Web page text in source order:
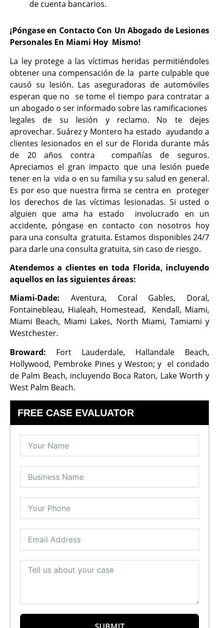
de cuenta bancarios.
¡Póngase en Contacto Con Un Abogado de Lesiones
Personales En Miami Hoy Mismo!
La ley protege a las víctimas heridas permitiéndoles
obtener una compensación de la parte culpable que
causó su lesión. Las aseguradoras de automóviles
esperan que no se tome el tiempo para contratar a
un abogado o ser informado sobre las ramificaciones
legales de su lesión y reclamo. No te dejes
aprovechar. Suárez y Montero ha estado ayudando a
clientes lesionados en el sur de Florida durante más
de 20 años contra compañías de seguros.
Apreciamos el gran impacto que una lesión puede
tener en la vida o en su familia y su salud en general.
Es por eso que nuestra firma se centra en proteger
los derechos de las víctimas lesionadas. Si usted o
alguien que ama ha estado involucrado en un
accidente, póngase en contacto con nosotros hoy
para una consulta gratuita. Estamos disponibles 24/7
para darle una consulta gratuita, sin caso de riesgo.
Atendemos a clientes en toda Florida, incluyendo
aquellos en las siguientes áreas:
Miami-Dade:
Aventura, Coral Gables, Doral,
Fontainebleau, Hialeah, Homestead, Kendall, Miami,
Miami Beach, Miami Lakes, North Miami, Tamiami y
Westchester.
Broward:
Fort Lauderdale, Hallandale Beach,
Hollywood, Pembroke Pines y Weston; y el condado
de Palm Beach, incluyendo Boca Raton, Lake Worth y
West Palm Beach.
FREE CASE EVALUATOR